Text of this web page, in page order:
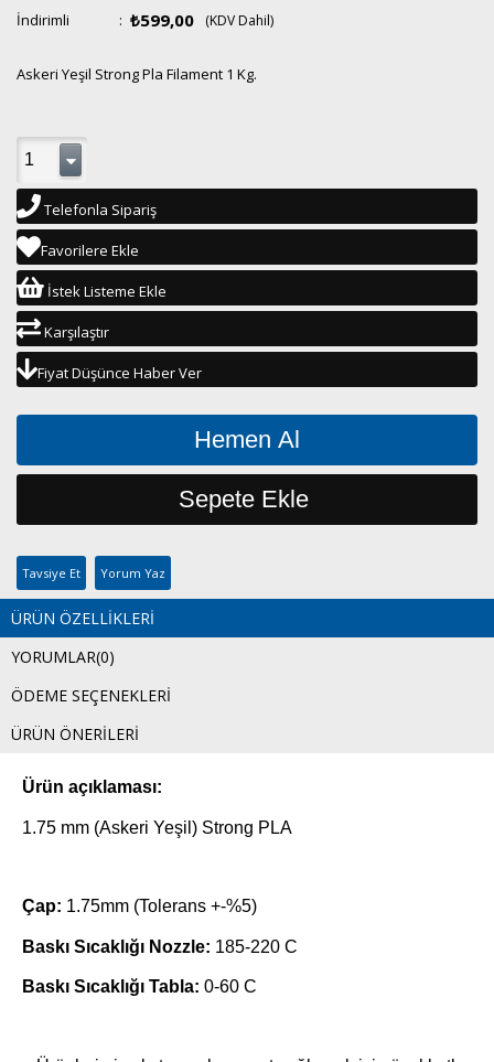
İndirimli : ₺599,00 (KDV Dahil)
Askeri Yeşil Strong Pla Filament 1 Kg.
Telefonla Sipariş
Favorilere Ekle
İstek Listeme Ekle
Karşılaştır
Fiyat Düşünce Haber Ver
Tavsiye Et Yorum Yaz
ÜRÜN ÖZELLIKLERI
YORUMLAR(0)
ÖDEME SEÇENEKLERI
ÜRÜN ÖNERILERI
Ürün açıklaması:
1.75 mm (Askeri Yeşil) Strong PLA
Çap: 1.75mm (Tolerans +-%5)
Baskı Sıcaklığı Nozzle: 185-220 C
Baskı Sıcaklığı Tabla: 0-60 C